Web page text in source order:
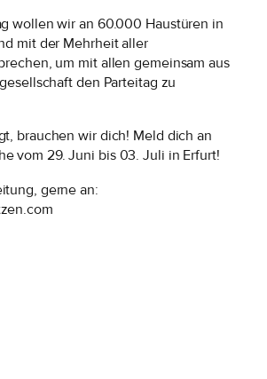
wollen wir an 60.000 Haustüren in
mit der Mehrheit aller
um mit allen gemeinsam aus
den Parteitag zu
brauchen wir dich! Meld dich an
vom 29. Juni bis 03. Juli in Erfurt!
gerne an: